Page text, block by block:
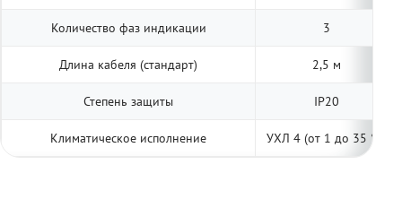
Количество фаз индикации 3
Длина кабеля (стандарт) 2,5 м
Степень защиты IP20
Климатическое исполнение УХЛ 4 (от 1 до 35 °С)